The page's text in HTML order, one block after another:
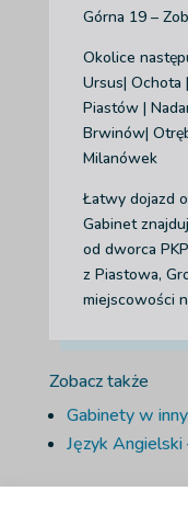
Górna 19 –
Okolice
Ursus| Ochota
Piastów |
Brwinów|
Milanówek
Łatwy dojazd
Gabinet
od dworca
z Piastowa,
miejscowości
Zobacz także
Gabinety w
Język Angielski